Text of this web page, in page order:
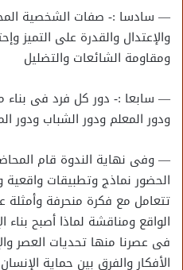
— سادسا :- صفات الشخصية
والإعتدال والقدرة على التميز
ومقاومة الشائعات والتضليل
— سابعا :- دور كل فرد فى بناء
ودور المعلم ودور الشباب ودور
— وفى نهاية الندوة قام
الحضور نماذج وتطبيقات
تتعامل مع فكرة منحرفة
الواقع ومناقشة لماذا أصبح
فى عصرنا منها تحديات العصر
الأفكار والفرق بين حماية